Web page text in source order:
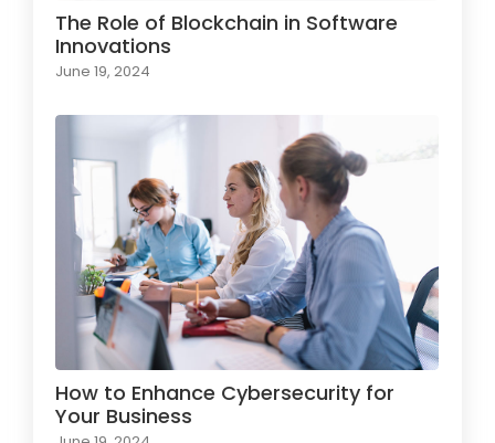
The Role of Blockchain in Software
Innovations
June 19, 2024
How to Enhance Cybersecurity for
Your Business